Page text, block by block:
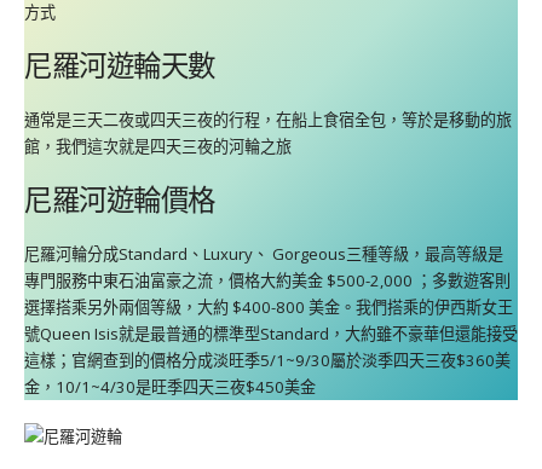
方式
尼羅河遊輪天數
通常是三天二夜或四天三夜的行程，在船上食宿全包，等於是移動的旅
館，我們這次就是四天三夜的河輪之旅
尼羅河遊輪價格
尼羅河輪分成Standard、Luxury、 Gorgeous三種等級，最高等級是
專門服務中東石油富豪之流，價格大約美金 $500-2,000 ；多數遊客則
選擇搭乘另外兩個等級，大約 $400-800 美金。我們搭乘的伊西斯女王
號Queen Isis就是最普通的標準型Standard，大約雖不豪華但還能接受
這樣；官網查到的價格分成淡旺季5/1~9/30屬於淡季四天三夜$360美
金，10/1~4/30是旺季四天三夜$450美金